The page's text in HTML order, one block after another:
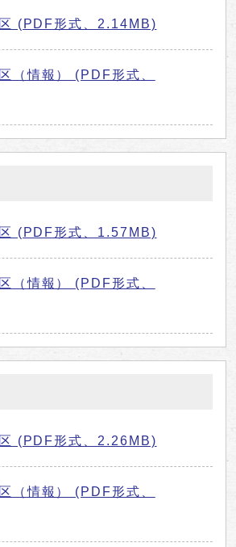
(PDF形式、2.14MB)
（情報） (PDF形式、
(PDF形式、1.57MB)
（情報） (PDF形式、
(PDF形式、2.26MB)
（情報） (PDF形式、